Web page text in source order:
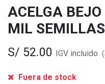
ACELGA
MIL
S/ 52.00 IGV incluido (
Fuera de stock